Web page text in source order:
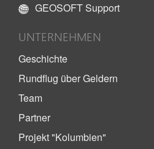
GEOSOFT Support
UNTERNEHMEN
Geschichte
Rundflug über Geldern
Team
Partner
Projekt "Kolumbien"